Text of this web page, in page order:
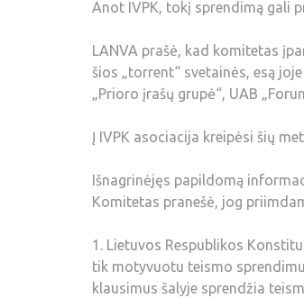
Anot IVPK, tokį sprendimą gali
LANVA prašė, kad komitetas
šios „torrent“ svetainės, esą
„Prioro įrašų grupė“, UAB
Į IVPK asociacija kreipėsi šių
Išnagrinėjęs papildomą
Komitetas pranešė, jog
1. Lietuvos Respublikos
tik motyvuotu teismo
klausimus šalyje sprendžia